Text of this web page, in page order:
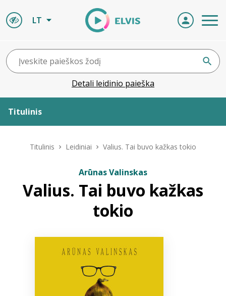
LT
Detali leidinio paieška
Titulinis
ELVIS atvyksta
Bibliotekoms
Titulinis Leidiniai Valius. Tai buvo kažkas tokio
Arūnas Valinskas
Valius. Tai buvo kažkas
tokio